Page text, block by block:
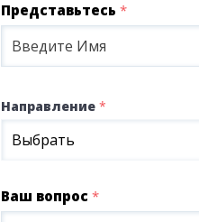
Представьтесь *
Направление *
Выбрать
Ваш вопрос *